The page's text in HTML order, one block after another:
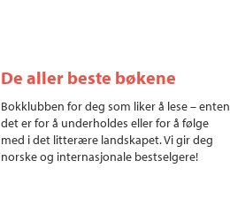
De aller beste bøkene
Bokklubben for deg som liker å lese – enten
det er for å underholdes eller for å følge
med i det litterære landskapet. Vi gir deg
norske og internasjonale bestselgere!